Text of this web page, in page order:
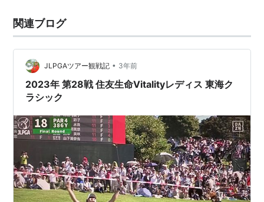
関連ブログ
JLPGAツアー観戦記 • 3年前
2023年 第28戦 住友生命Vitalityレディス 東海ク
ラシック